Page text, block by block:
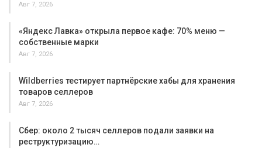
Авг 7, 2026
«Яндекс Лавка» открыла первое кафе: 70% меню —
собственные марки
Авг 7, 2026
Wildberries тестирует партнёрские хабы для хранения
товаров селлеров
Авг 7, 2026
Сбер: около 2 тысяч селлеров подали заявки на
реструктуризацию…